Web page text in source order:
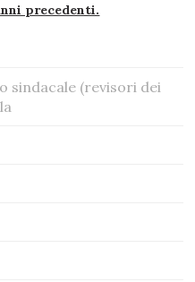
precedenti.
sindacale (revisori dei